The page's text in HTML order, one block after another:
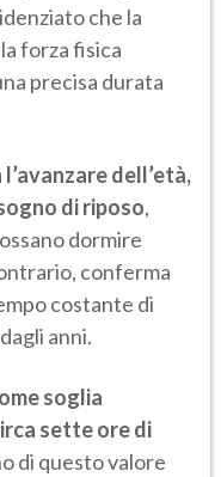
che la
forza fisica
precisa durata
l’avanzare dell’età,
di riposo,
dormire
conferma
costante di
anni.
soglia
sette ore di
di questo valore